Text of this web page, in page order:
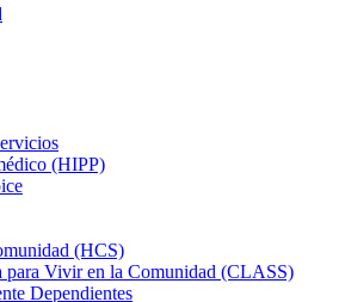
(HIPP)
(HCS)
para Vivir en la Comunidad (CLASS)
Dependientes